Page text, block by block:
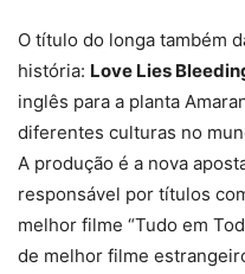
O título do longa também
história: Love Lies
inglês para a planta
diferentes culturas no
A produção é a nova
responsável por títulos
melhor filme “Tudo em
de melhor filme